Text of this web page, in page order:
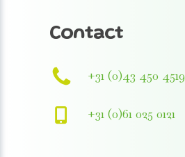
Contact
+31 (0)43 450 4519
+31 (0)61 025 0121